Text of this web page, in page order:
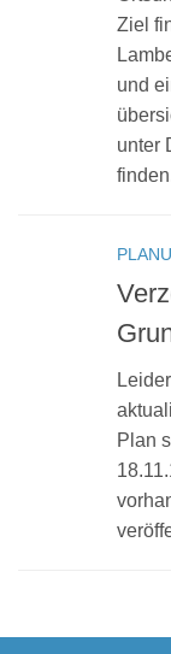
Ziel
und
unter
Plan